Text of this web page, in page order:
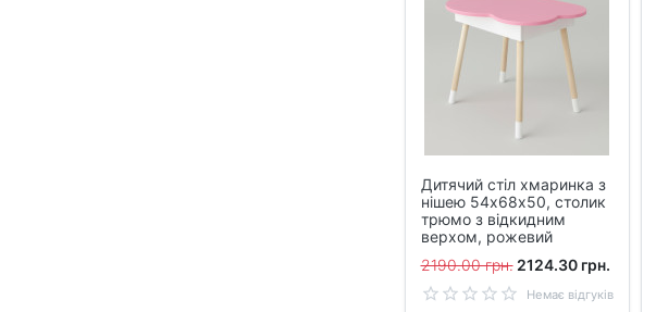
Дитячий стіл хмаринка з
нішею 54х68х50, столик
трюмо з відкидним
верхом, рожевий
2190.00 грн. 2124.30 грн.
Немає відгуків